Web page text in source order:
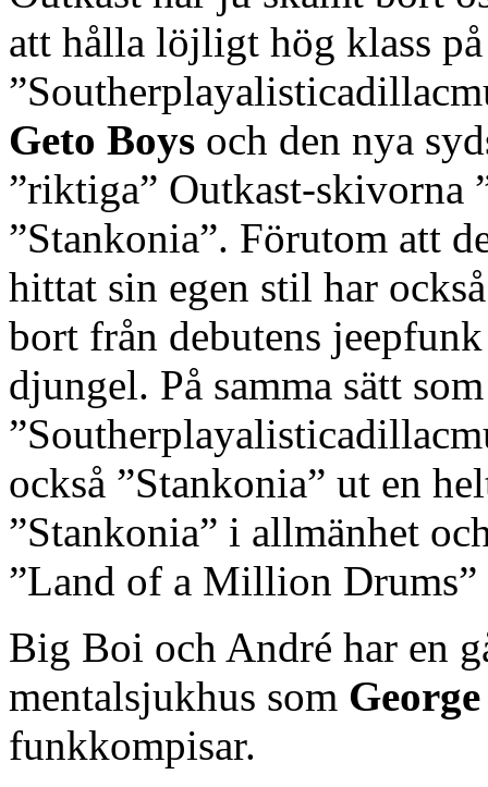
att hålla löjligt hög klass
Geto Boys och den nya
”riktiga” Outkast-skivorna
”Stankonia”. Förutom att
hittat sin egen stil har
bort från debutens
djungel. På samma sätt som
också ”Stankonia” ut en
”Stankonia” i allmänhet
”Land of a Million Drums”
Big Boi och André har en
mentalsjukhus som
funkkompisar.